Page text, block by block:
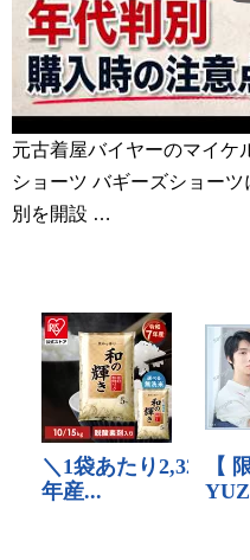
元古着屋バイヤーのマイケ
ショーツ バギーズショー
別を開設 …